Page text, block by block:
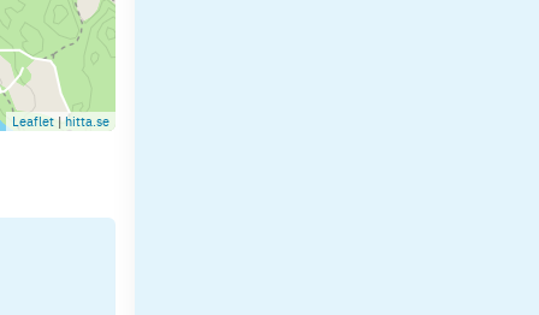
Leaflet | hitta.se